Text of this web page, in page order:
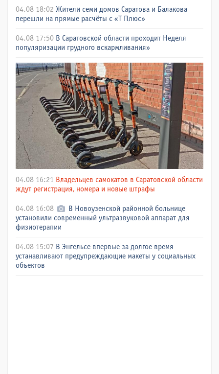
04.08 18:02 Жители семи домов Саратова и Балакова
перешли на прямые расчёты с «Т Плюс»
04.08 17:50 В Саратовской области проходит Неделя
популяризации грудного вскармливания»
04.08 16:21
Владельцев самокатов в Саратовской области
ждут регистрация, номера и новые штрафы
04.08 16:08
В Новоузенской районной больнице
установили современный ультразвуковой аппарат для
физиотерапии
04.08 15:07 В Энгельсе впервые за долгое время
устанавливают предупреждающие макеты у социальных
объектов